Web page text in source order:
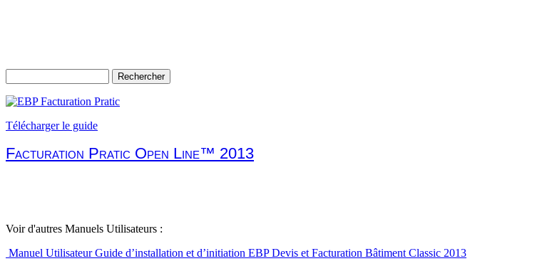
Télécharger le guide
Facturation Pratic Open Line™ 2013
Voir d'autres Manuels Utilisateurs :
Manuel Utilisateur Guide d’installation et d’initiation EBP Devis et Facturation Bâtiment Classic 2013